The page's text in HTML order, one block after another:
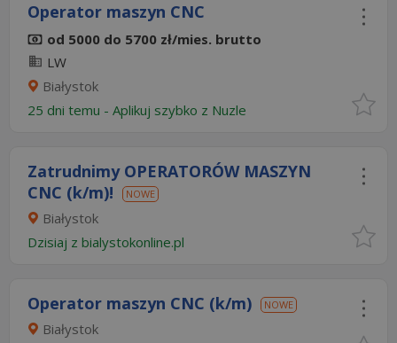
Operator maszyn CNC
od 5000 do 5700 zł/mies. brutto
LW
Białystok
25 dni temu - Aplikuj szybko z Nuzle
Zatrudnimy OPERATORÓW MASZYN
CNC (k/m)!
NOWE
Białystok
Dzisiaj z bialystokonline.pl
Operator maszyn CNC (k/m) NOWE
Białystok